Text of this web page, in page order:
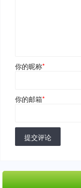
你的昵称*
你的邮箱*
提交评论